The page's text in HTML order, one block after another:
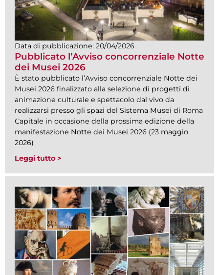
Data di pubblicazione: 20/04/2026
Pubblicato l’Avviso concorrenziale Notte
dei Musei 2026
È stato pubblicato l’Avviso concorrenziale Notte dei
Musei 2026 finalizzato alla selezione di progetti di
animazione culturale e spettacolo dal vivo da
realizzarsi presso gli spazi del Sistema Musei di Roma
Capitale in occasione della prossima edizione della
manifestazione Notte dei Musei 2026 (23 maggio
2026)
Leggi tutto >